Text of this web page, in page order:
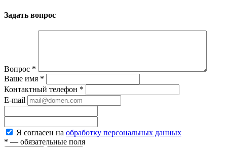
Задать вопрос
Вопрос *
Ваше имя *
Контактный телефон *
E-mail
Я согласен на обработку персональных данных
* — обязательные поля